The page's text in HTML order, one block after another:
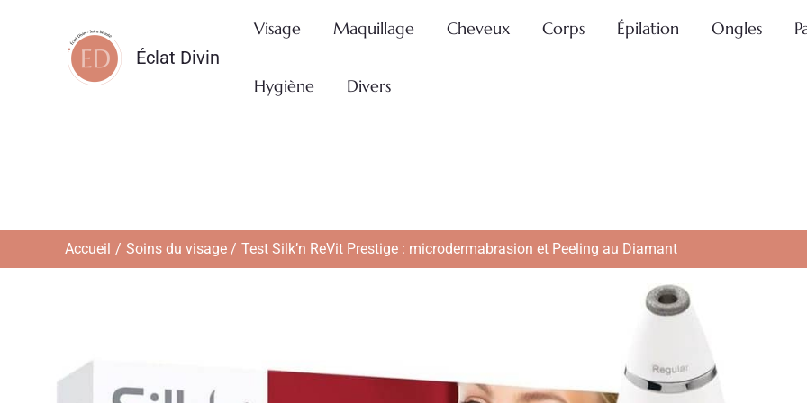
Éclat Divin
Visage Maquillage Cheveux Corps Épilation Ongles
Hygiène Divers
Accueil Soins du visage Test Silk’n ReVit Prestige : microdermabrasion et Peeling au Diamant